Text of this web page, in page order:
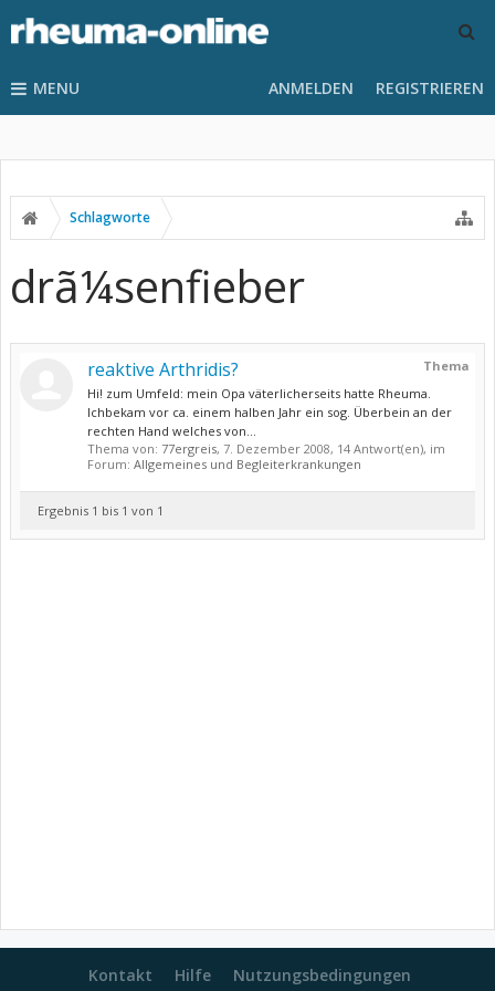
MENU ANMELDEN REGISTRIEREN
Schlagworte
drã¼senfieber
Thema
reaktive Arthridis?
Hi! zum Umfeld: mein Opa väterlicherseits hatte Rheuma.
Ichbekam vor ca. einem halben Jahr ein sog. Überbein an der
rechten Hand welches von...
Thema von: 77ergreis, 7. Dezember 2008, 14 Antwort(en), im
Forum: Allgemeines und Begleiterkrankungen
Ergebnis 1 bis 1 von 1
Kontakt Hilfe Nutzungsbedingungen